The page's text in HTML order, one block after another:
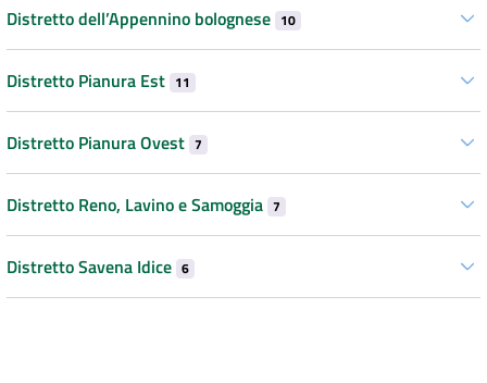
Distretto dell’Appennino bolognese 10
Distretto Pianura Est 11
Distretto Pianura Ovest 7
Distretto Reno, Lavino e Samoggia 7
Distretto Savena Idice 6